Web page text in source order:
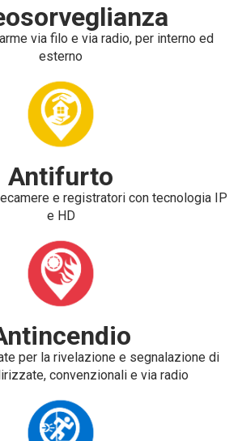
via filo e via radio, per interno ed
esterno
Antifurto
e registratori con tecnologia IP
e HD
per la rivelazione e segnalazione di
convenzionali e via radio